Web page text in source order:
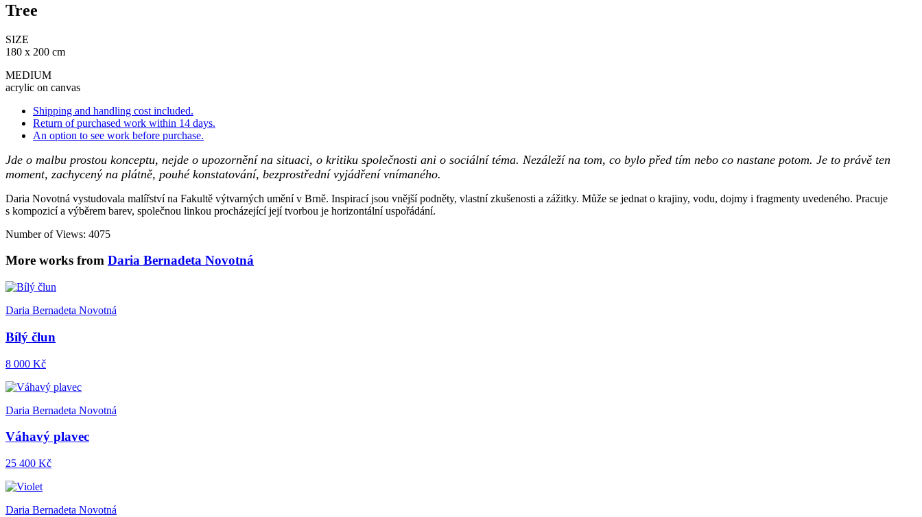
Tree
SIZE
180 x 200 cm
MEDIUM
acrylic on canvas
Shipping and handling cost included.
Return of purchased work within 14 days.
An option to see work before purchase.
Jde o malbu prostou konceptu, nejde o upozornění na situaci, o kritiku společnosti ani o sociální téma. Nezáleží na tom, co bylo před tím nebo co nastane potom. Je to právě ten
moment, zachycený na plátně, pouhé konstatování, bezprostřední vyjádření vnímaného.
Daria Novotná vystudovala malířství na Fakultě výtvarných umění v Brně. Inspirací jsou vnější podněty, vlastní zkušenosti a zážitky. Může se jednat o krajiny, vodu, dojmy i fragmenty uvedeného. Pracuje
s kompozicí a výběrem barev, společnou linkou procházející její tvorbou je horizontální uspořádání.
Number of Views: 4075
More works from Daria Bernadeta Novotná
Daria Bernadeta Novotná
Bílý člun
8 000 Kč
Daria Bernadeta Novotná
Váhavý plavec
25 400 Kč
Daria Bernadeta Novotná